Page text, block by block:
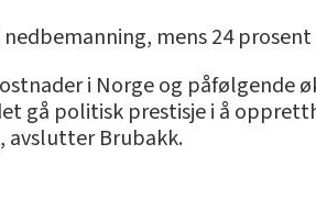
mens 24
i Norge og påfølgende
gå politisk prestisje i å
avslutter Brubakk.